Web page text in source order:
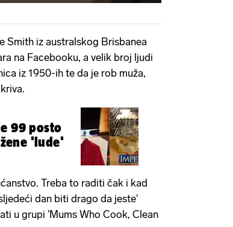
Smith iz australskog Brisbanea
na Facebooku, a velik broj ljudi
iz 1950-ih te da je rob muža,
99 posto
'lude'
Treba to raditi čak i kad
dan biti drago da jeste'
u grupi 'Mums Who Cook, Clean